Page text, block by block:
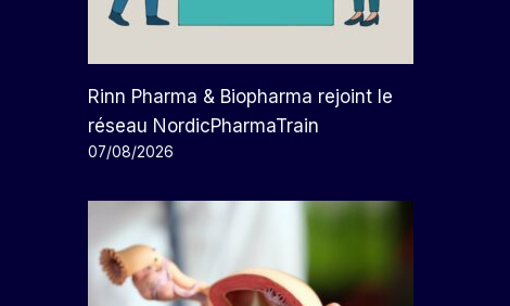
Rinn Pharma & Biopharma rejoint le
réseau NordicPharmaTrain
07/08/2026